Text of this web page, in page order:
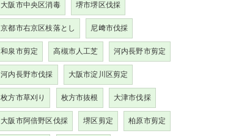
大阪市中央区消毒 堺市堺区伐採
京都市右京区枝落とし 尼﨑市伐採
和泉市剪定 高槻市人工芝 河内長野市剪定
河内長野市伐採 大阪市淀川区剪定
枚方市草刈り 枚方市抜根 大津市伐採
大阪市阿倍野区伐採 堺区剪定 柏原市剪定